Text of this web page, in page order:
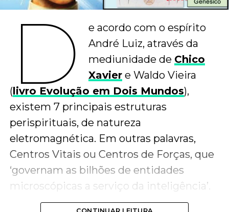
D
e acordo com o espírito
André Luiz, através da
mediunidade de Chico
Xavier e Waldo Vieira
(livro Evolução em Dois Mundos),
existem 7 principais estruturas
perispirituais, de natureza
eletromagnética. Em outras palavras,
Centros Vitais ou Centros de Forças, que
‘governam as bilhões de entidades
microscópicas a serviço da inteligência’.